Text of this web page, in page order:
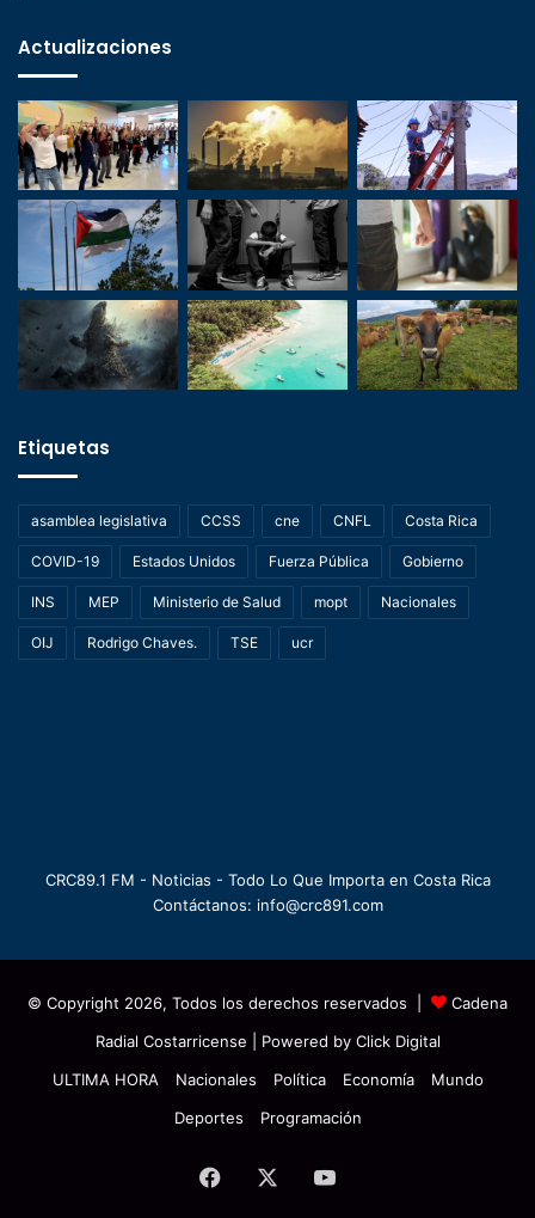
Actualizaciones
Etiquetas
asamblea legislativa CCSS cne CNFL Costa Rica
COVID-19 Estados Unidos Fuerza Pública Gobierno
INS MEP Ministerio de Salud mopt Nacionales
OIJ Rodrigo Chaves. TSE ucr
CRC89.1 FM - Noticias - Todo Lo Que Importa en Costa Rica
Contáctanos: info@crc891.com
© Copyright 2026, Todos los derechos reservados |
Cadena
Radial Costarricense | Powered by Click Digital
ULTIMA HORA
Nacionales Política Economía
Mundo
Deportes
Programación
Facebook